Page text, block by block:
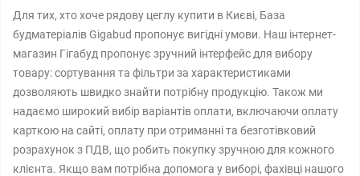
Для тих, хто хоче рядову цеглу купити в Києві, База
будматеріалів Gigabud пропонує вигідні умови. Наш інтернет-
магазин Гігабуд пропонує зручний інтерфейс для вибору
товару: сортування та фільтри за характеристиками
дозволяють швидко знайти потрібну продукцію. Також ми
надаємо широкий вибір варіантів оплати, включаючи оплату
карткою на сайті, оплату при отриманні та безготівковий
розрахунок з ПДВ, що робить покупку зручною для кожного
клієнта. Якщо вам потрібна допомога у виборі, фахівці нашого